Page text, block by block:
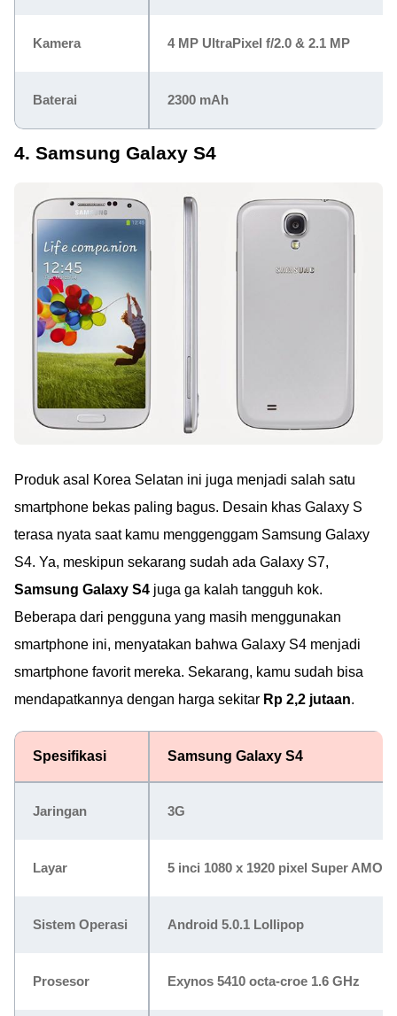
Kamera 4 MP UltraPixel f/2.0 & 2.1 MP
Baterai 2300 mAh
4. Samsung Galaxy S4
Produk asal Korea Selatan ini juga menjadi salah satu
smartphone bekas paling bagus. Desain khas Galaxy S
terasa nyata saat kamu menggenggam Samsung Galaxy
S4. Ya, meskipun sekarang sudah ada Galaxy S7,
Samsung Galaxy S4 juga ga kalah tangguh kok.
Beberapa dari pengguna yang masih menggunakan
smartphone ini, menyatakan bahwa Galaxy S4 menjadi
smartphone favorit mereka. Sekarang, kamu sudah bisa
mendapatkannya dengan harga sekitar Rp 2,2 jutaan.
Spesifikasi Samsung Galaxy S4
Jaringan 3G
Layar 5 inci 1080 x 1920 pixel Super
Sistem Operasi Android 5.0.1 Lollipop
Prosesor Exynos 5410 octa-croe 1.6 GHz